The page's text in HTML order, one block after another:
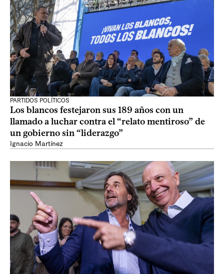
PARTIDOS POLÍTICOS
Los blancos festejaron sus 189 años con un
llamado a luchar contra el “relato mentiroso” de
un gobierno sin “liderazgo”
Ignacio Martínez